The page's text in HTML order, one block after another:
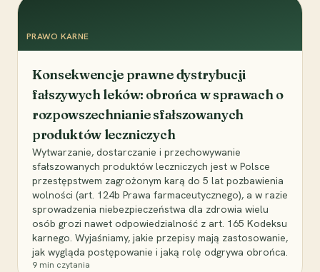
PRAWO KARNE
Konsekwencje prawne dystrybucji
fałszywych leków: obrońca w sprawach o
rozpowszechnianie sfałszowanych
produktów leczniczych
Wytwarzanie, dostarczanie i przechowywanie
sfałszowanych produktów leczniczych jest w Polsce
przestępstwem zagrożonym karą do 5 lat pozbawienia
wolności (art. 124b Prawa farmaceutycznego), a w razie
sprowadzenia niebezpieczeństwa dla zdrowia wielu
osób grozi nawet odpowiedzialność z art. 165 Kodeksu
karnego. Wyjaśniamy, jakie przepisy mają zastosowanie,
jak wygląda postępowanie i jaką rolę odgrywa obrońca.
9 min czytania